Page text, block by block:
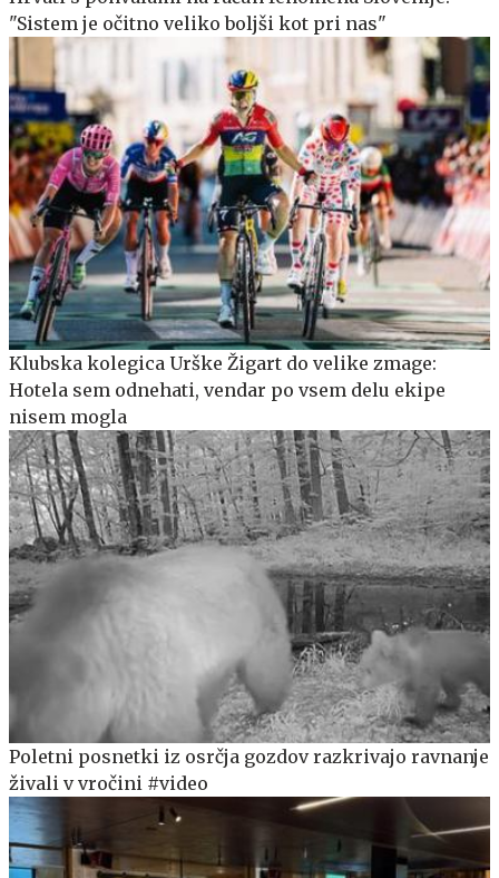
"Sistem je očitno veliko boljši kot pri nas"
Klubska kolegica Urške Žigart do velike zmage:
Hotela sem odnehati, vendar po vsem delu ekipe
nisem mogla
Poletni posnetki iz osrčja gozdov razkrivajo ravnanje
živali v vročini #video